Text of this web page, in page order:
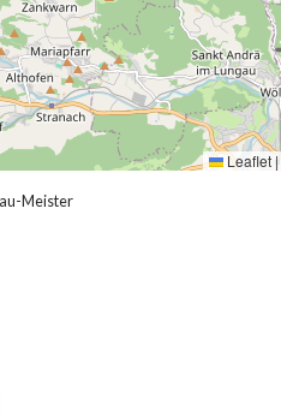
Leaflet|
Meister